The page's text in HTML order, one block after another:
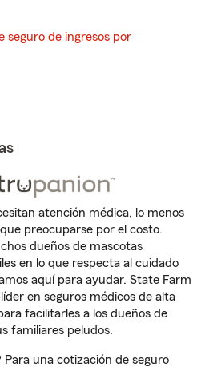
seguro de ingresos por
atención médica, lo menos
preocuparse por el costo.
dueños de mascotas
en lo que respecta al cuidado
aquí para ayudar. State Farm
en seguros médicos de alta
facilitarles a los dueños de
familiares peludos.
una cotización de seguro